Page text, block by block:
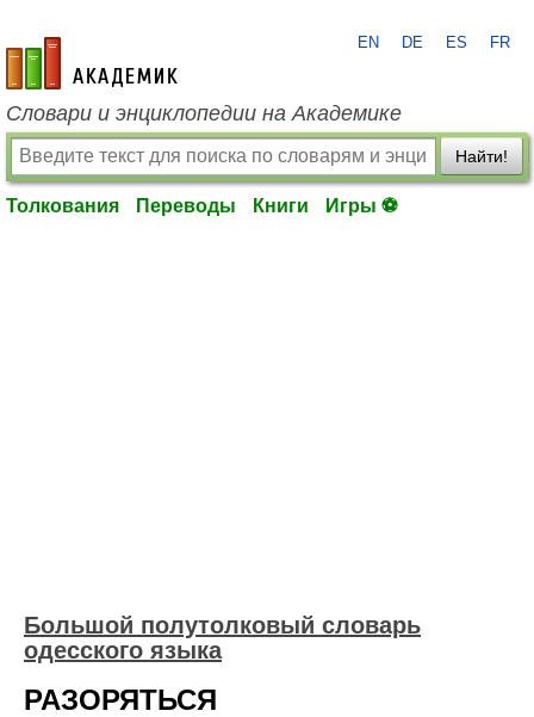
academic.ru
EN DE ES FR
Словари и энциклопедии на Академике
Найти!
Толкования Переводы Книги Игры ⚽
Большой полутолковый словарь
одесского языка
РАЗОРЯТЬСЯ